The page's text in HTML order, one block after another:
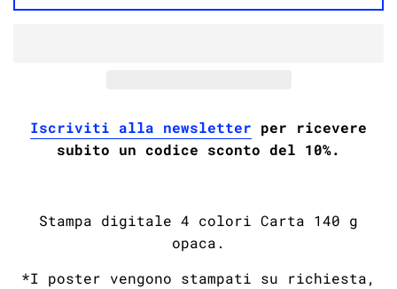
Iscriviti alla newsletter per ricevere
subito un codice sconto del 10%.
Stampa digitale 4 colori Carta 140 g
opaca.
*I poster vengono stampati su richiesta,